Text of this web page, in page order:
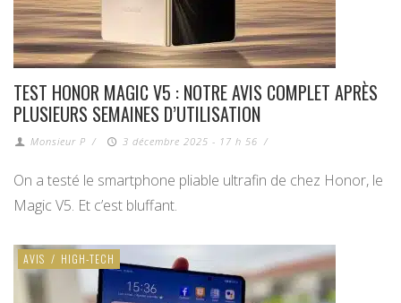
TEST HONOR MAGIC V5 : NOTRE AVIS COMPLET APRÈS
PLUSIEURS SEMAINES D’UTILISATION
Monsieur P / 3 décembre 2025 - 17 h 56 /
On a testé le smartphone pliable ultrafin de chez Honor, le
Magic V5. Et c’est bluffant.
AVIS / HIGH-TECH